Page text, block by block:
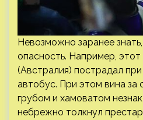
Невозможно заранее
опасность. Например,
(Австралия) пострадал
автобус. При этом вина за
грубом и хамоватом
небрежно толкнул